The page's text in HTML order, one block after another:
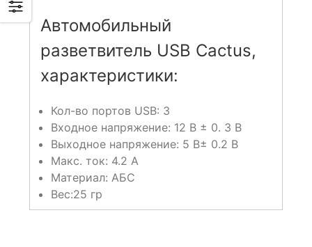
Автомобильный
разветвитель USB Cactus,
характеристики:
Кол-во портов USB: 3
Входное напряжение: 12 В ± 0. 3 В
Выходное напряжение: 5 В± 0.2 В
Макс. ток: 4.2 А
Материал: АБС
Вес:25 гр